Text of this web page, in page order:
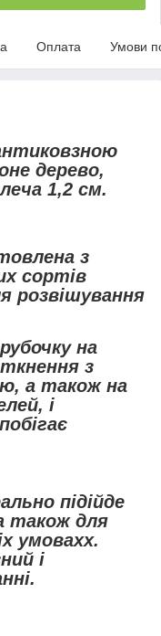
Оплата Умови
дерево,
1,2 см.
з
сортів
розвішування
на
з
а також на
і
підійде
також для
умовахх.
і